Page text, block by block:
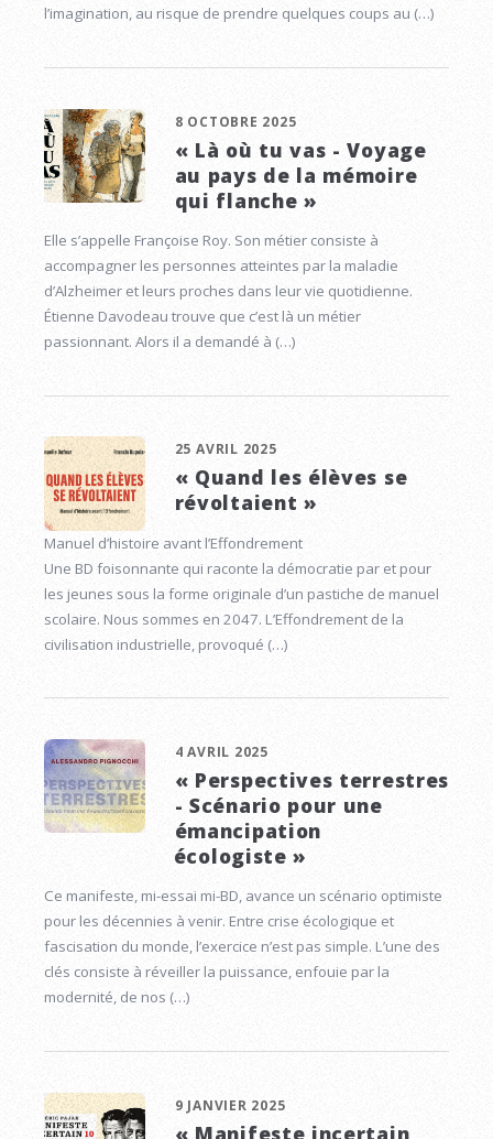
l’imagination, au risque de prendre quelques coups au (…)
8 OCTOBRE 2025
« Là où tu vas - Voyage
au pays de la mémoire
qui flanche »
Elle s’appelle Françoise Roy. Son métier consiste à
accompagner les personnes atteintes par la maladie
d’Alzheimer et leurs proches dans leur vie quotidienne.
Étienne Davodeau trouve que c’est là un métier
passionnant. Alors il a demandé à (…)
25 AVRIL 2025
« Quand les élèves se
révoltaient »
Manuel d’histoire avant l’Effondrement
Une BD foisonnante qui raconte la démocratie par et pour
les jeunes sous la forme originale d’un pastiche de manuel
scolaire. Nous sommes en 2047. L’Effondrement de la
civilisation industrielle, provoqué (…)
4 AVRIL 2025
« Perspectives terrestres
- Scénario pour une
émancipation
écologiste »
Ce manifeste, mi-essai mi-BD, avance un scénario optimiste
pour les décennies à venir. Entre crise écologique et
fascisation du monde, l’exercice n’est pas simple. L’une des
clés consiste à réveiller la puissance, enfouie par la
modernité, de nos (…)
9 JANVIER 2025
« Manifeste incertain